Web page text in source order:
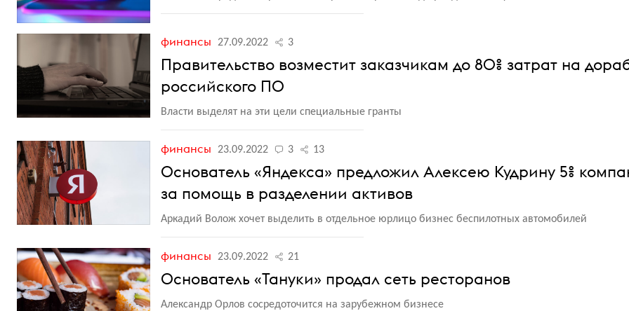
финансы 27.09.2022 3
Правительство возместит заказчикам до 80% затрат на
российского ПО
Власти выделят на эти цели специальные гранты
финансы 23.09.2022 3 13
Основатель «Яндекса» предложил Алексею Кудрину 5%
за помощь в разделении активов
Аркадий Волож хочет выделить в отдельное юрлицо бизнес беспилотных автомобилей
финансы 23.09.2022 21
Основатель «Тануки» продал сеть ресторанов
Александр Орлов сосредоточится на зарубежном бизнесе